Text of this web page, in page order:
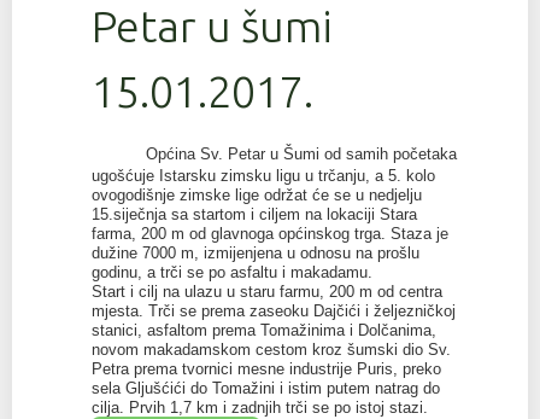
Petar u šumi
15.01.2017.
Općina Sv. Petar u Šumi od samih početaka
ugošćuje Istarsku zimsku ligu u trčanju, a 5. kolo
ovogodišnje zimske lige održat će se u nedjelju
15.siječnja sa startom i ciljem na lokaciji Stara
farma, 200 m od glavnoga općinskog trga. Staza je
dužine 7000 m, izmijenjena u odnosu na prošlu
godinu, a trči se po asfaltu i makadamu.
Start i cilj na ulazu u staru farmu, 200 m od centra
mjesta. Trči se prema zaseoku Dajčići i željezničkoj
stanici, asfaltom prema Tomažinima i Dolčanima,
novom makadamskom cestom kroz šumski dio Sv.
Petra prema tvornici mesne industrije Puris, preko
sela Gljušćići do Tomažini i istim putem natrag do
cilja. Prvih 1,7 km i zadnjih trči se po istoj stazi.